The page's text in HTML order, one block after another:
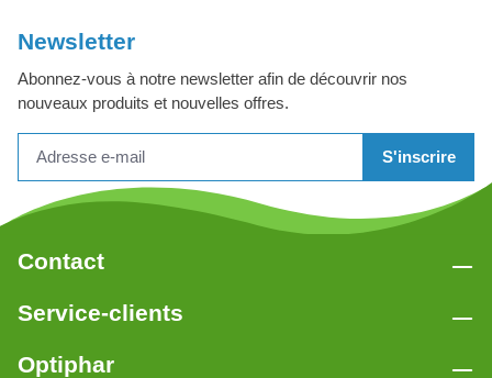
Newsletter
Abonnez-vous à notre newsletter afin de découvrir nos
nouveaux produits et nouvelles offres.
S'inscrire
Contact
Service-clients
Optiphar